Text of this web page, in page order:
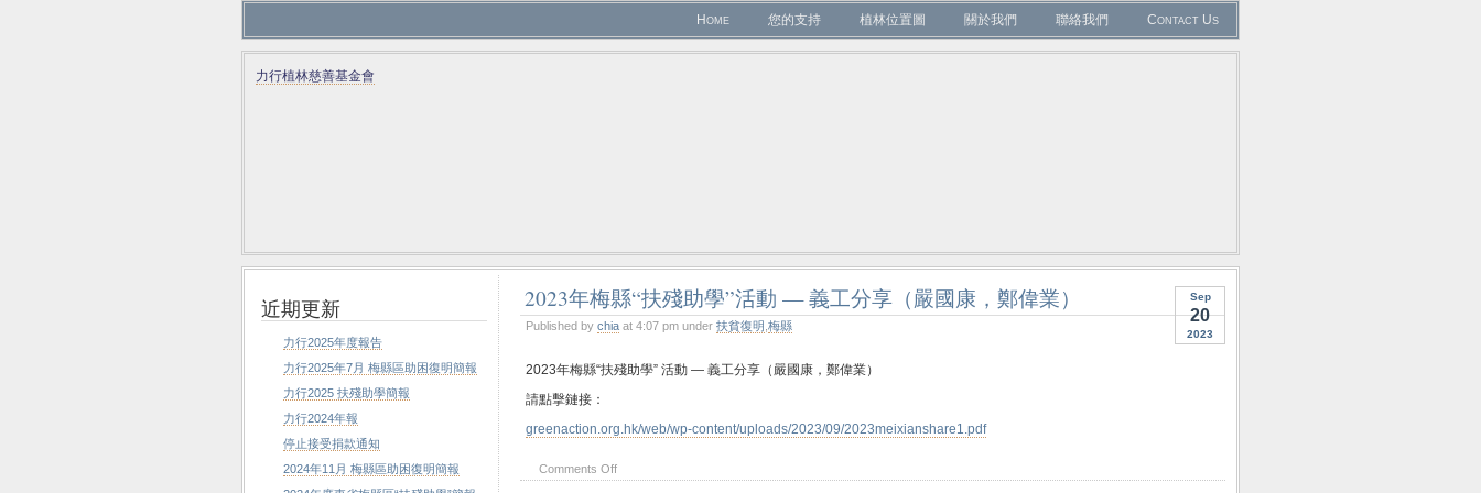
Home 您的支持 植林位置圖 關於我們 聯絡我們 Contact Us
力行植林慈善基金會
Sep
20
2023
2023年梅縣“扶殘助學”活動 — 義工分享（嚴國康，鄭偉業）
Published by chia at 4:07 pm under 扶貧復明 梅縣
2023年梅縣“扶殘助學” 活動 — 義工分享（嚴國康，鄭偉業）
請點擊鏈接：
greenaction.org.hk/web/wp-content/uploads/2023/09/2023meixianshare1.pdf
Comments Off
近期更新
力行2025年度報告
力行2025年7月 梅縣區助困復明簡報
力行2025 扶殘助學簡報
力行2024年報
停止接受捐款通知
2024年11月 梅縣區助困復明簡報